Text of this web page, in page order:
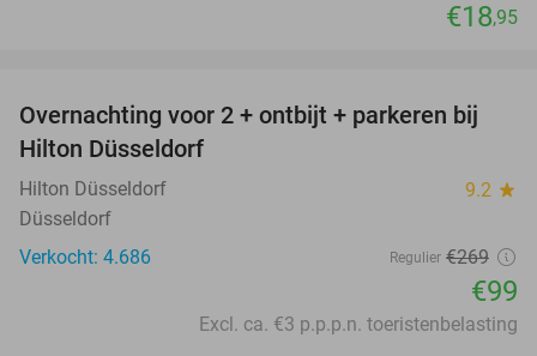
€18,95
63%
Overnachting voor 2 + ontbijt + parkeren bij
Hilton Düsseldorf
Hilton Düsseldorf 9.2 star
Düsseldorf
Verkocht: 4.686
Regulier €269
€99
Excl. ca. €3 p.p.p.n. toeristenbelasting